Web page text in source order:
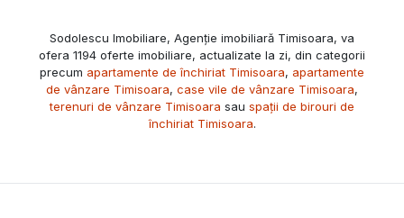
Sodolescu Imobiliare, Agenție imobiliară Timisoara, va
ofera 1194 oferte imobiliare, actualizate la zi, din categorii
precum apartamente de închiriat Timisoara, apartamente
de vânzare Timisoara, case vile de vânzare Timisoara,
terenuri de vânzare Timisoara sau spații de birouri de
închiriat Timisoara.